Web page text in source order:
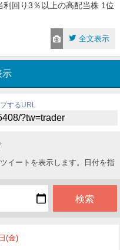
回り3％以上の高配当株 1位
全文表示
示
するURL
イートを表示します。日付を指
(金)